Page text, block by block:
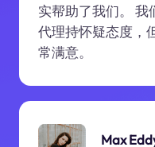
实帮助了我们。 我
代理持怀疑态度，
常满意。
Max